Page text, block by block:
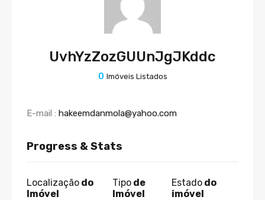
UvhYzZozGUUnJgJKddc
0 Imóveis Listados
E-mail : hakeemdanmola@yahoo.com
Progress & Stats
Localização do
Imóvel
Tipode
Imóvel
Estadodo
imóvel